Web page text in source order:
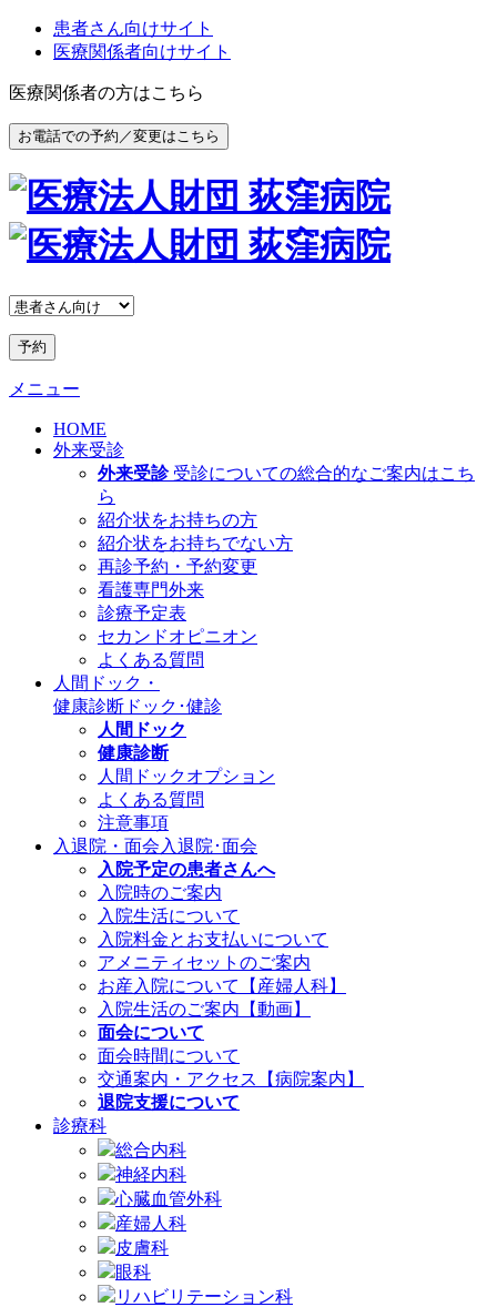
患者さん向けサイト
医療関係者向けサイト
医療関係者の方はこちら
お電話での予約／変更はこちら
予約
メニュー
HOME
外来受診
外来受診 受診についての総合的なご案内はこち
ら
紹介状をお持ちの方
紹介状をお持ちでない方
再診予約・予約変更
看護専門外来
診療予定表
セカンドオピニオン
よくある質問
人間ドック・
健康診断 ドック･健診
人間ドック
健康診断
人間ドックオプション
よくある質問
注意事項
入退院・面会 入退院･面会
入院予定の患者さんへ
入院時のご案内
入院生活について
入院料金とお支払いについて
アメニティセットのご案内
お産入院について【産婦人科】
入院生活のご案内【動画】
面会について
面会時間について
交通案内・アクセス【病院案内】
退院支援について
診療科
総合内科
神経内科
心臓血管外科
産婦人科
皮膚科
眼科
リハビリテーション科